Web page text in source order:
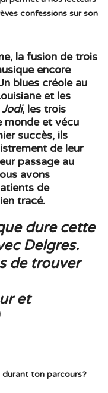
confessions sur son
la fusion de trois
encore
blues créole au
et les
, les trois
monde et vécu
succès, ils
de leur
passage au
avons
de
tracé.
dure cette
Delgres.
de trouver
et
durant ton parcours?